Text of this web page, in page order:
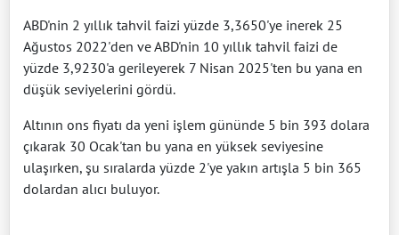
ABD'nin 2 yıllık tahvil faizi yüzde 3,3650'ye inerek 25
Ağustos 2022'den ve ABD'nin 10 yıllık tahvil faizi de
yüzde 3,9230'a gerileyerek 7 Nisan 2025'ten bu yana en
düşük seviyelerini gördü.
Altının ons fiyatı da yeni işlem gününde 5 bin 393 dolara
çıkarak 30 Ocak'tan bu yana en yüksek seviyesine
ulaşırken, şu sıralarda yüzde 2'ye yakın artışla 5 bin 365
dolardan alıcı buluyor.